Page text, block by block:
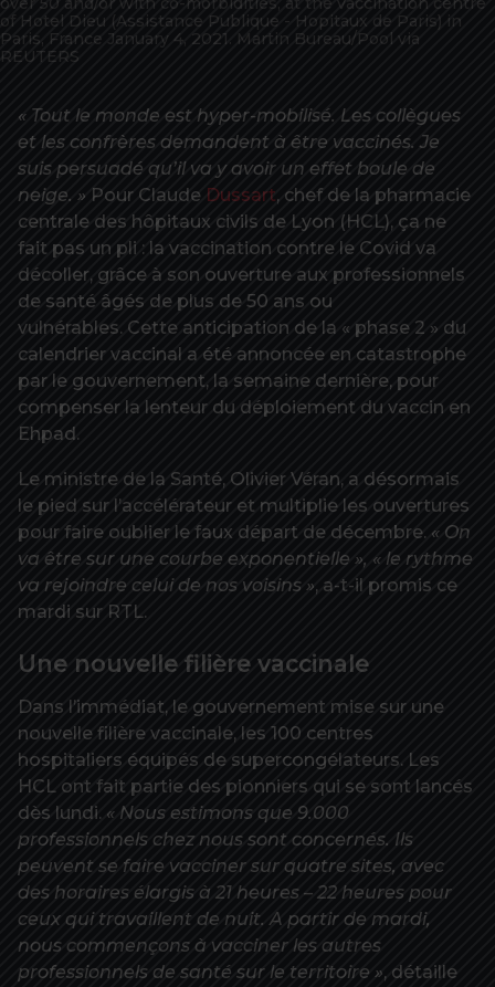
of Hotel Dieu (Assistance Publique - Hopitaux de Paris) in
Paris, France January 4, 2021. Martin Bureau/Pool via
REUTERS
« Tout le monde est hyper-mobilisé. Les collègues
et les confrères demandent à être vaccinés. Je
suis persuadé qu’il va y avoir un effet boule de
neige. » Pour Claude Dussart, chef de la pharmacie
centrale des hôpitaux civils de Lyon (HCL), ça ne
fait pas un pli : la vaccination contre le Covid va
décoller, grâce à son ouverture aux professionnels
de santé âgés de plus de 50 ans ou
vulnérables. Cette anticipation de la « phase 2 » du
calendrier vaccinal a été annoncée en catastrophe
par le gouvernement, la semaine dernière, pour
compenser la lenteur du déploiement du vaccin en
Ehpad.
Le ministre de la Santé, Olivier Véran, a désormais
le pied sur l’accélérateur et multiplie les ouvertures
pour faire oublier le faux départ de décembre. « On
va être sur une courbe exponentielle », « le rythme
va rejoindre celui de nos voisins », a-t-il promis ce
mardi sur RTL.
Une nouvelle filière vaccinale
Dans l’immédiat, le gouvernement mise sur une
nouvelle filière vaccinale, les 100 centres
hospitaliers équipés de supercongélateurs. Les
HCL ont fait partie des pionniers qui se sont lancés
dès lundi. « Nous estimons que 9.000
professionnels chez nous sont concernés. Ils
peuvent se faire vacciner sur quatre sites, avec
des horaires élargis à 21 heures – 22 heures pour
ceux qui travaillent de nuit. A partir de mardi,
nous commençons à vacciner les autres
professionnels de santé sur le territoire », détaille